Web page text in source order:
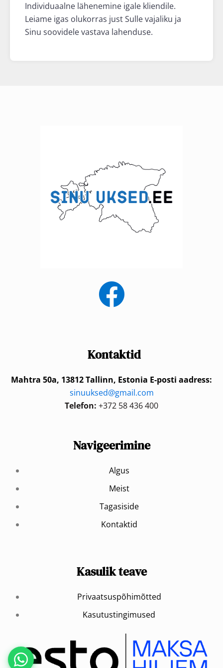
Individuaalne lähenemine igale kliendile.
Leiame igas olukorras just Sulle vajaliku ja
Sinu soovidele vastava lahenduse.
Kontaktid
Mahtra 50a, 13812 Tallinn, Estonia E-posti aadress:
sinuuksed@gmail.com
Telefon: +372 58 436 400
Navigeerimine
Algus
Meist
Tagasiside
Kontaktid
Kasulik teave
Privaatsuspõhimõtted
Kasutustingimused